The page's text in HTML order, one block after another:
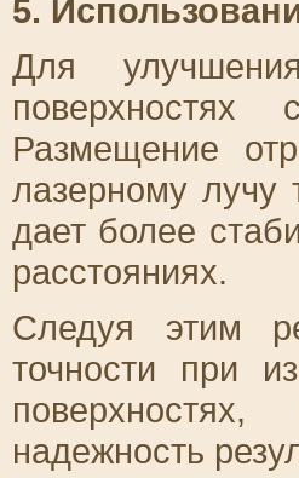
5.
Для
поверхностях
Размещение
лазерному лучу
дает более
расстояниях.
Следуя этим
точности при
надежность